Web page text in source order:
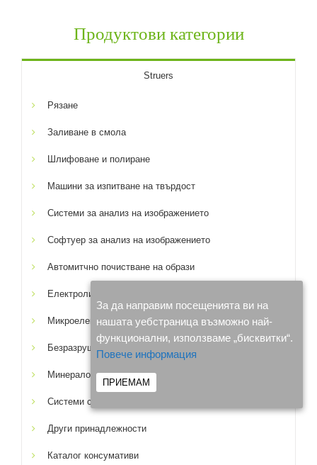
Продуктови категории
Struers
Рязане
Заливане в смола
Шлифоване и полиране
Машини за изпитване на твърдост
Системи за анализ на изображението
Софтуер за анализ на изображението
Автомитчно почистване на образи
Електролитно полиране
Микроелектроника
Безразрушителен контрол
Минералогия и тънки срезове
Системи с гореща камера
Други принадлежности
Каталог консумативи
За да направим посещенията ви на
нашата уебстраница възможно най-
функционални, използваме „бисквитки“.
Повече информация
ПРИЕМАМ